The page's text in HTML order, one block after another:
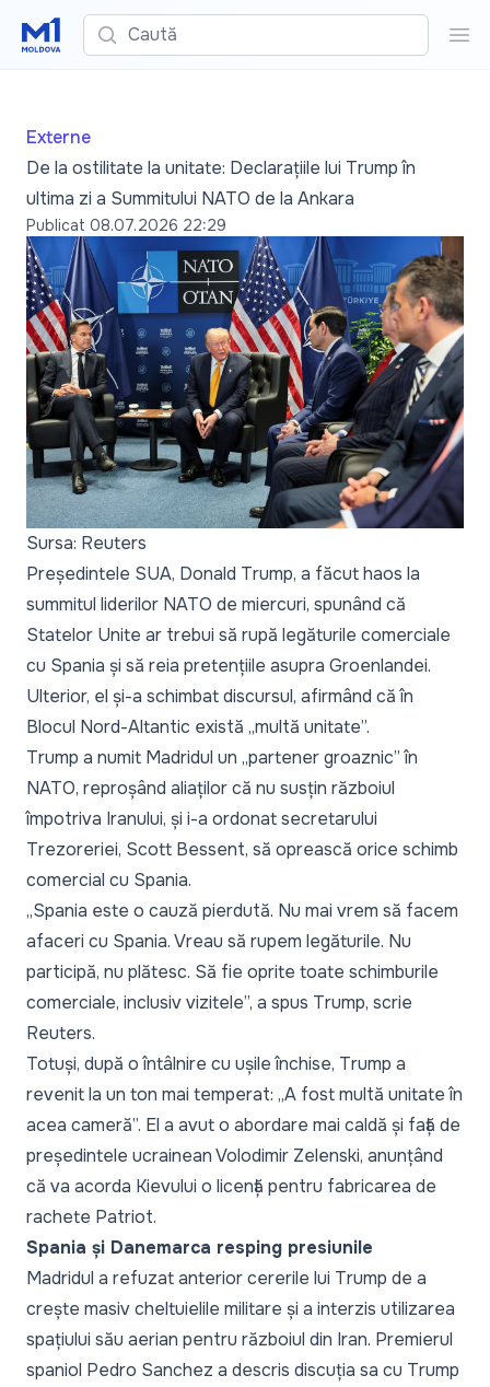
Caută
Externe
De la ostilitate la unitate: Declarațiile lui Trump în
ultima zi a Summitului NATO de la Ankara
Publicat 08.07.2026 22:29
Sursa: Reuters
Președintele SUA, Donald Trump, a făcut haos la
summitul liderilor NATO de miercuri, spunând că
Statelor Unite ar trebui să rupă legăturile comerciale
cu Spania și să reia pretențiile asupra Groenlandei.
Ulterior, el și-a schimbat discursul, afirmând că în
Blocul Nord-Altantic există „multă unitate”.
Trump a numit Madridul un „partener groaznic” în
NATO, reproșând aliaților că nu susțin războiul
împotriva Iranului, și i-a ordonat secretarului
Trezoreriei, Scott Bessent, să oprească orice schimb
comercial cu Spania.
„Spania este o cauză pierdută. Nu mai vrem să facem
afaceri cu Spania. Vreau să rupem legăturile. Nu
participă, nu plătesc. Să fie oprite toate schimburile
comerciale, inclusiv vizitele”, a spus Trump, scrie
Reuters.
Totuși, după o întâlnire cu ușile închise, Trump a
revenit la un ton mai temperat: „A fost multă unitate în
acea cameră”. El a avut o abordare mai caldă și față de
președintele ucrainean Volodimir Zelenski, anunțând
că va acorda Kievului o licență pentru fabricarea de
rachete Patriot.
Spania și Danemarca resping presiunile
Madridul a refuzat anterior cererile lui Trump de a
crește masiv cheltuielile militare și a interzis utilizarea
spațiului său aerian pentru războiul din Iran. Premierul
spaniol Pedro Sanchez a descris discuția sa cu Trump